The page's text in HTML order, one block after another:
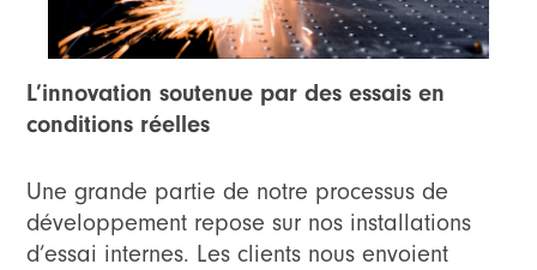
L’innovation soutenue par des essais en
conditions réelles
Une grande partie de notre processus de
développement repose sur nos installations
d’essai internes. Les clients nous envoient